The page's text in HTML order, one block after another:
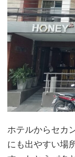
ホテルからセカ
にも出やすい場